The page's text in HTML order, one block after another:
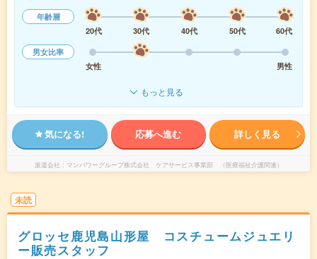
年齢層
20代
30代 40代 50代
60代
男女比率
女性
男性
もっと見る
気になる! 応募へ進む 詳しく見る
派遣会社 マンパワーグループ株式会社 ケアサービス事業部 （医療福祉介護関連）
未読
グロッセ鹿児島山形屋 コスチュームジュエリ
ー販売スタッフ